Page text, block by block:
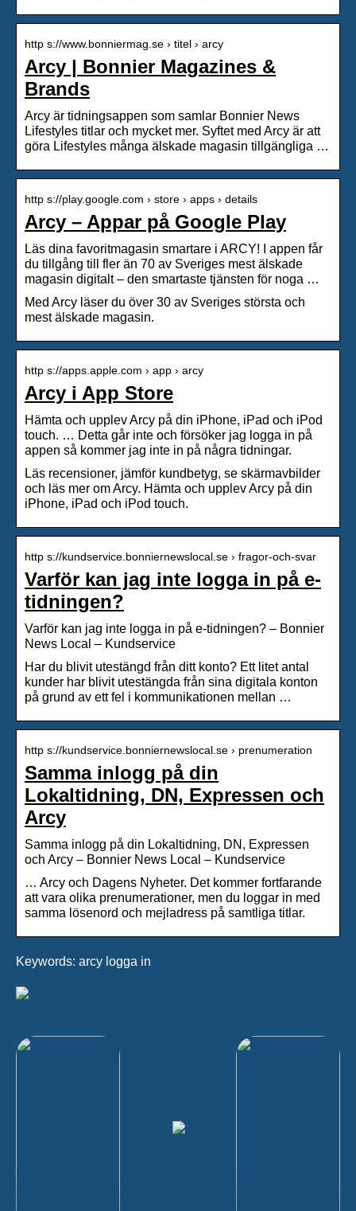
http s://www.bonniermag.se › titel › arcy
Arcy | Bonnier Magazines &
Brands
Arcy är tidningsappen som samlar Bonnier News
Lifestyles titlar och mycket mer. Syftet med Arcy är att
göra Lifestyles många älskade magasin tillgängliga …
http s://play.google.com › store › apps › details
Arcy – Appar på Google Play
Läs dina favoritmagasin smartare i ARCY! I appen får
du tillgång till fler än 70 av Sveriges mest älskade
magasin digitalt – den smartaste tjänsten för noga …
Med Arcy läser du över 30 av Sveriges största och
mest älskade magasin.
http s://apps.apple.com › app › arcy
Arcy i App Store
Hämta och upplev Arcy på din iPhone, iPad och iPod
touch. … Detta går inte och försöker jag logga in på
appen så kommer jag inte in på några tidningar.
Läs recensioner, jämför kundbetyg, se skärmavbilder
och läs mer om Arcy. Hämta och upplev Arcy på din
iPhone, iPad och iPod touch.
http s://kundservice.bonniernewslocal.se › fragor-och-svar
Varför kan jag inte logga in på e-
tidningen?
Varför kan jag inte logga in på e-tidningen? – Bonnier
News Local – Kundservice
Har du blivit utestängd från ditt konto? Ett litet antal
kunder har blivit utestängda från sina digitala konton
på grund av ett fel i kommunikationen mellan …
http s://kundservice.bonniernewslocal.se › prenumeration
Samma inlogg på din
Lokaltidning, DN, Expressen och
Arcy
Samma inlogg på din Lokaltidning, DN, Expressen
och Arcy – Bonnier News Local – Kundservice
… Arcy och Dagens Nyheter. Det kommer fortfarande
att vara olika prenumerationer, men du loggar in med
samma lösenord och mejladress på samtliga titlar.
Keywords: arcy logga in